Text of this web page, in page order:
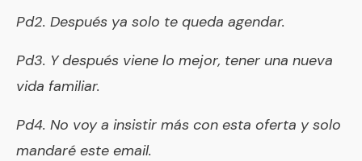
Pd2. Después ya solo te queda agendar.
Pd3. Y después viene lo mejor, tener una nueva
vida familiar.
Pd4. No voy a insistir más con esta oferta y solo
mandaré este email.